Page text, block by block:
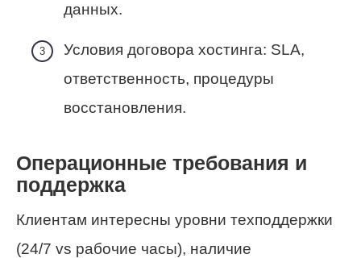
данных.
Условия договора хостинга: SLA,
ответственность, процедуры
восстановления.
Операционные требования и
поддержка
Клиентам интересны уровни техподдержки
(24/7 vs рабочие часы), наличие